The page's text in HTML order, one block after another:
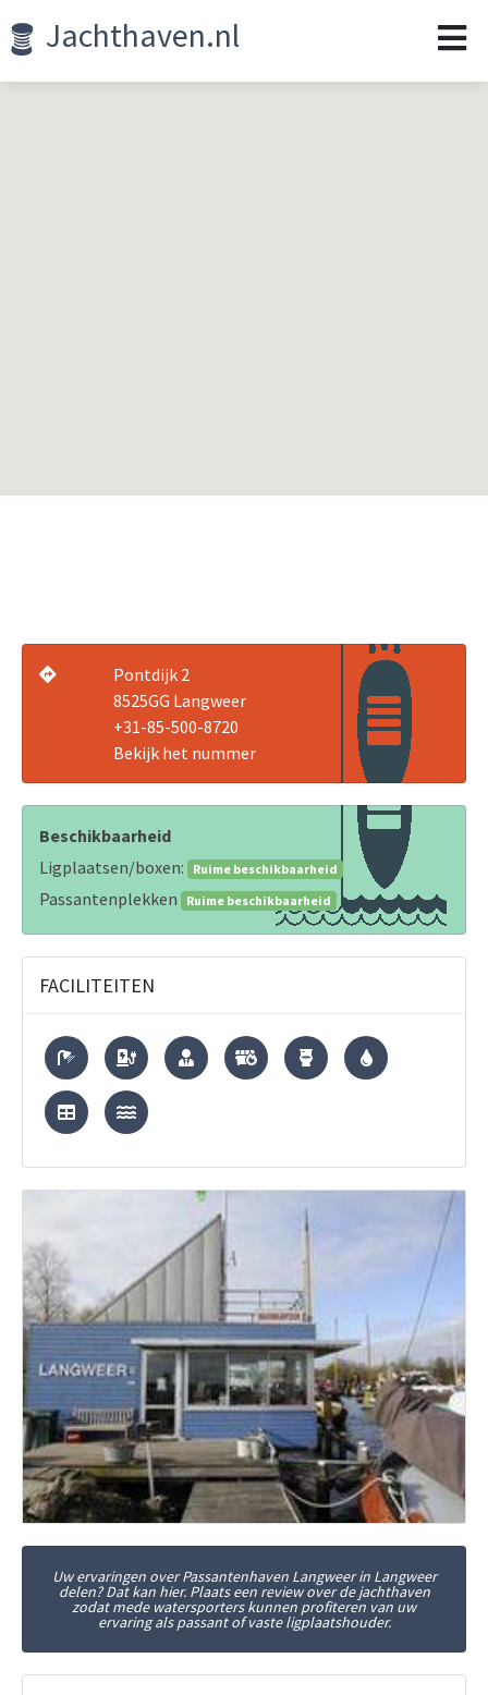
Jachthaven.nl
Pontdijk 2
8525GG Langweer
+31-85-500-8720
Bekijk het nummer
Beschikbaarheid
Ligplaatsen/boxen:
Ruime beschikbaarheid
Passantenplekken Ruime beschikbaarheid
FACILITEITEN
Uw ervaringen over Passantenhaven Langweer in Langweer
delen? Dat kan hier. Plaats een review over de jachthaven
zodat mede watersporters kunnen profiteren van uw
ervaring als passant of vaste ligplaatshouder.